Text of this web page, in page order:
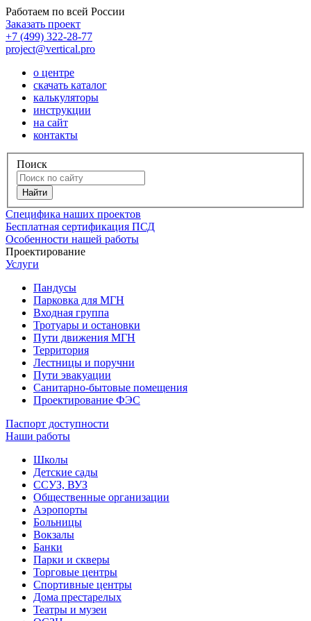
Работаем по всей России
Заказать проект
+7 (499) 322-28-77
project@vertical.pro
о центре
скачать каталог
калькуляторы
инструкции
на сайт
контакты
Поиск
Специфика наших проектов
Бесплатная сертификация ПСД
Особенности нашей работы
Проектирование
Услуги
Пандусы
Парковка для МГН
Входная группа
Тротуары и остановки
Пути движения МГН
Территория
Лестницы и поручни
Пути эвакуации
Санитарно-бытовые помещения
Проектирование ФЭС
Паспорт доступности
Наши работы
Школы
Детские сады
ССУЗ, ВУЗ
Общественные организации
Аэропорты
Больницы
Вокзалы
Банки
Парки и скверы
Торговые центры
Спортивные центры
Дома престарелых
Театры и музеи